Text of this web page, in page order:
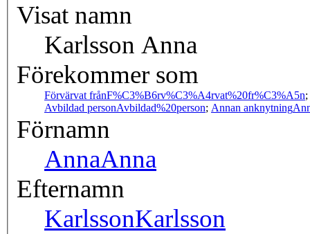
Visat namn
Karlsson Anna
Förekommer som
Förvärvat frånF%C3%B6rv%C3%A4rvat%20fr%C3%A5n;
Avbildad personAvbildad%20person; Annan anknytning
Förnamn
AnnaAnna
Efternamn
KarlssonKarlsson